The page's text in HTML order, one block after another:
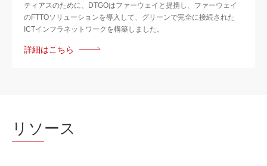
ティアスのために、DTGOはファーウェイと提携し、ファーウェイ
のFTTOソリューションを導入して、グリーンで完全に接続された
ICTインフラネットワークを構築しました。
詳細はこちら
リソ ース